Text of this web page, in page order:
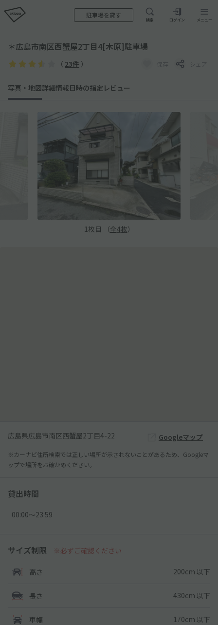
駐車場を貸す
検索 ログイン メニュー
＊広島市南区西蟹屋2丁目4[木原]駐車場
（ 23件 ） 保存 シェア
写真・地図詳細情報日時の指定 レビュー
1 枚目 （全4枚）
広島県広島市南区西蟹屋2丁目4-22 Googleマップ
※カーナビ住所検索では正しい場所が示されないことがあるため、Googleマ
ップで場所をお確かめください。
貸出時間
00:00〜23:59
サイズ制限 ※必ずご確認ください
高さ 200cm 以下
長さ 430cm 以下
車幅 170cm 以下